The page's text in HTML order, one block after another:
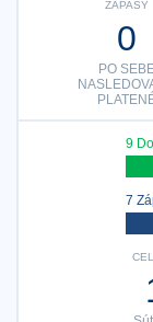
ZÁPASY
0
PO
9
7